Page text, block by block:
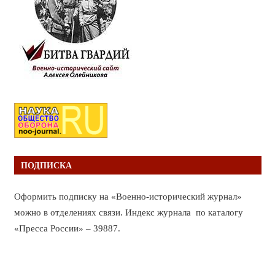
ПОДПИСКА
Оформить подписку на «Военно-исторический журнал»
можно в отделениях связи. Индекс журнала по каталогу
«Пресса России» – 39887.